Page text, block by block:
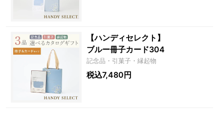
【ハンディセレクト】
ブルー冊子カード304
記念品・引菓子・縁起物
税込7,480円